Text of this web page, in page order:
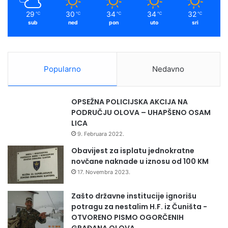
29 ℃
sub
30 ℃
ned
34 ℃
pon
34 ℃
uto
32 ℃
sri
Popularno Nedavno
OPSEŽNA POLICIJSKA AKCIJA NA
PODRUČJU OLOVA – UHAPŠENO OSAM
LICA
9. Februara 2022.
Obavijest za isplatu jednokratne
novčane naknade u iznosu od 100 KM
17. Novembra 2023.
Zašto državne institucije ignorišu
potragu za nestalim H.F. iz Čuništa -
OTVORENO PISMO OGORČENIH